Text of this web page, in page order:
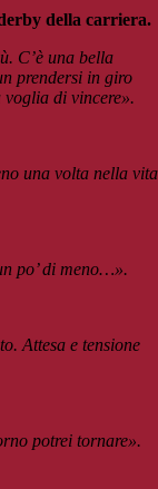
della carriera.
C’è una bella
prendersi in giro
voglia di vincere».
una volta nella vita
po’ di meno…».
Attesa e tensione
potrei tornare».